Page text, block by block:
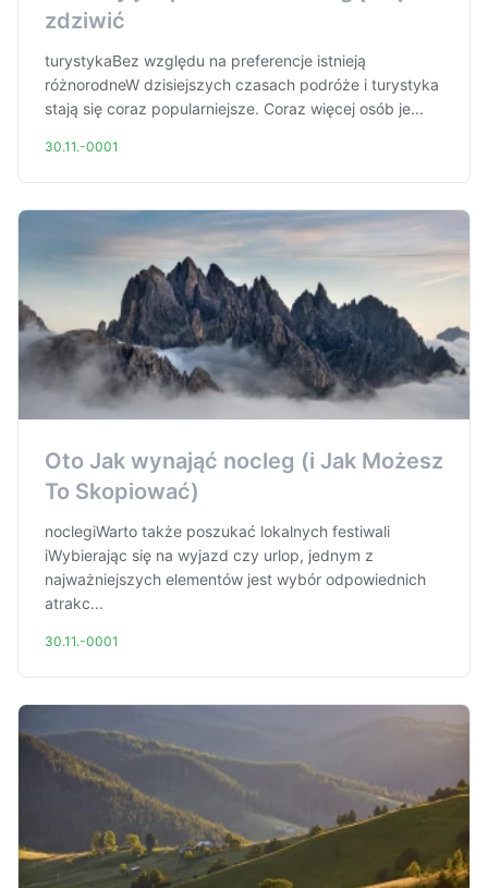
zdziwić
turystykaBez względu na preferencje istnieją
różnorodneW dzisiejszych czasach podróże i turystyka
stają się coraz popularniejsze. Coraz więcej osób je...
30.11.-0001
Oto Jak wynająć nocleg (i Jak Możesz
To Skopiować)
noclegiWarto także poszukać lokalnych festiwali
iWybierając się na wyjazd czy urlop, jednym z
najważniejszych elementów jest wybór odpowiednich
atrakc...
30.11.-0001